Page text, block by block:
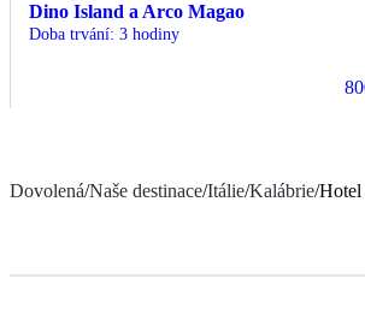
Dino Island a Arco Magao
Doba trvání: 3 hodiny
Dovolená/Naše destinace/Itálie/Kalábrie/Hotel